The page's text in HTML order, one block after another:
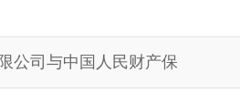
公司与中国人民财产保